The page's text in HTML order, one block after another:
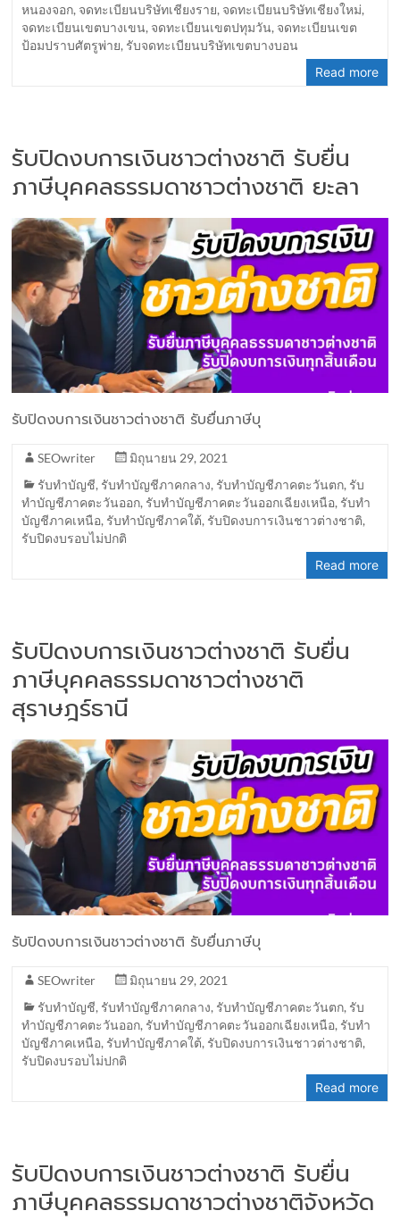
หนองจอก, จดทะเบียนบริษัทเชียงราย, จดทะเบียนบริษัทเชียงใหม่,
จดทะเบียนเขตบางเขน, จดทะเบียนเขตปทุมวัน, จดทะเบียนเขต
ป้อมปราบศัตรูพ่าย, รับจดทะเบียนบริษัทเขตบางบอน
Read more
รับปิดงบการเงินชาวต่างชาติ รับยื่น
ภาษีบุคคลธรรมดาชาวต่างชาติ ยะลา
รับปิดงบการเงินชาวต่างชาติ รับยื่นภาษีบุ
SEOwriter
มิถุนายน 29, 2021
รับทำบัญชี, รับทำบัญชีภาคกลาง, รับทำบัญชีภาคตะวันตก, รับ
ทำบัญชีภาคตะวันออก, รับทำบัญชีภาคตะวันออกเฉียงเหนือ, รับทำ
บัญชีภาคเหนือ, รับทำบัญชีภาคใต้, รับปิดงบการเงินชาวต่างชาติ,
รับปิดงบรอบไม่ปกติ
Read more
รับปิดงบการเงินชาวต่างชาติ รับยื่น
ภาษีบุคคลธรรมดาชาวต่างชาติ
สุราษฎร์ธานี
รับปิดงบการเงินชาวต่างชาติ รับยื่นภาษีบุ
SEOwriter
มิถุนายน 29, 2021
รับทำบัญชี, รับทำบัญชีภาคกลาง, รับทำบัญชีภาคตะวันตก, รับ
ทำบัญชีภาคตะวันออก, รับทำบัญชีภาคตะวันออกเฉียงเหนือ, รับทำ
บัญชีภาคเหนือ, รับทำบัญชีภาคใต้, รับปิดงบการเงินชาวต่างชาติ,
รับปิดงบรอบไม่ปกติ
Read more
รับปิดงบการเงินชาวต่างชาติ รับยื่น
ภาษีบุคคลธรรมดาชาวต่างชาติจังหวัด